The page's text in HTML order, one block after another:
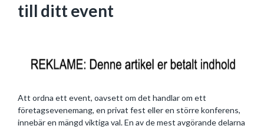
till ditt event
Att ordna ett event, oavsett om det handlar om ett
företagsevenemang, en privat fest eller en större konferens,
innebär en mängd viktiga val. En av de mest avgörande delarna